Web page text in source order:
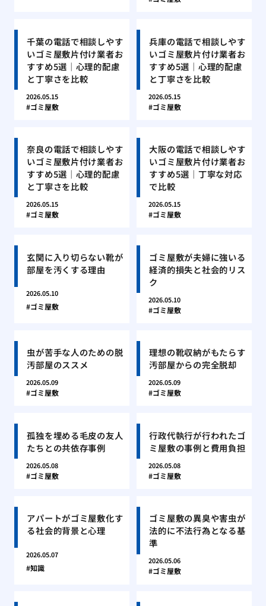
千葉の電話で相談しやす
いゴミ屋敷片付け業者お
すすめ5選｜心理的配慮
と丁寧さを比較
2026.05.15
ゴミ屋敷
兵庫の電話で相談しやす
いゴミ屋敷片付け業者お
すすめ5選｜心理的配慮
と丁寧さを比較
2026.05.15
ゴミ屋敷
奈良の電話で相談しやす
いゴミ屋敷片付け業者お
すすめ5選｜心理的配慮
と丁寧さを比較
2026.05.15
ゴミ屋敷
大阪の電話で相談しやす
いゴミ屋敷片付け業者お
すすめ5選｜丁寧な対応
で比較
2026.05.15
ゴミ屋敷
玄関に入り切らない靴が
部屋を汚くする理由
2026.05.10
ゴミ屋敷
ゴミ屋敷が夫婦に強いる
経済的損失と社会的リス
ク
2026.05.10
ゴミ屋敷
虫が苦手な人のための脱
汚部屋のススメ
2026.05.09
ゴミ屋敷
理想の靴収納がもたらす
汚部屋からの完全脱却
2026.05.09
ゴミ屋敷
孤独を埋める毛皮の友人
たちとの共依存事例
2026.05.08
ゴミ屋敷
行政代執行が行われたゴ
ミ屋敷の事例と費用負担
2026.05.08
ゴミ屋敷
アパートがゴミ屋敷化す
る社会的背景と心理
2026.05.07
知識
ゴミ屋敷の異臭や害虫が
法的に不法行為となる基
準
2026.05.06
ゴミ屋敷